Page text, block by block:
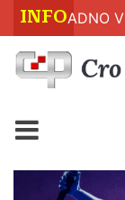
INFOVRIJEME